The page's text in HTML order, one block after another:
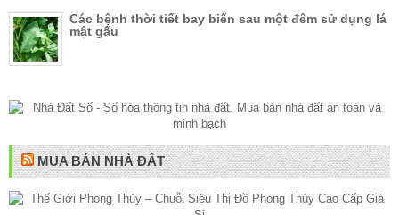
Các bệnh thời tiết bay biến sau một đêm sử dụng lá
mật gấu
MUA BÁN NHÀ ĐẤT